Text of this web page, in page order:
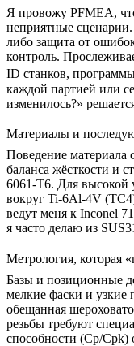
Я провожу PFMEA,
неприятные
либо защита от
контроль.
ID станков,
каждой партией или
изменилось?»
Материалы и
Поведение материала
баланса жёсткости и
6061-T6. Для высокой
вокруг Ti-6Al-4V
ведут меня к Inconel
я часто делаю из
Метрология, которая
Базы и позиционные
мелкие фаски и узкие
обещанная
резьбы требуют
способности (Cp/